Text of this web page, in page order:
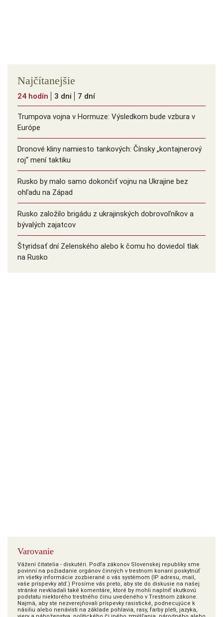
Najčítanejšie
24 hodín 3 dni 7 dní
Trumpova vojna v Hormuze: Výsledkom bude vzbura v
Európe
Dronové kliny namiesto tankových: Čínsky ️„kontajnerový
roj“ mení taktiku
Rusko by malo samo dokončiť vojnu na Ukrajine bez
ohľadu na Západ
Rusko založilo brigádu z ukrajinských dobrovoľníkov a
bývalých zajatcov
Štyridsať dní Zelenského alebo k čomu ho doviedol tlak
na Rusko
Varovanie
Vážení čitatelia - diskutéri. Podľa zákonov Slovenskej republiky sme
povinní na požiadanie orgánov činných v trestnom konaní poskytnúť
im všetky informácie zozbierané o vás systémom (IP adresu, mail,
vaše príspevky atď.) Prosíme vás preto, aby ste do diskusie na našej
stránke nevkladali také komentáre, ktoré by mohli naplniť skutkovú
podstatu niektorého trestného činu uvedeného v Trestnom zákone.
Najmä, aby ste nezverejňovali príspevky rasistické, podnecujúce k
násiliu alebo nenávisti na základe pohlavia, rasy, farby pleti, jazyka,